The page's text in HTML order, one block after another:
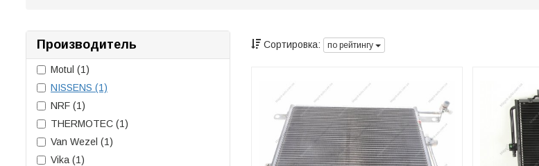
Производитель
Motul (1)
NISSENS (1)
NRF (1)
THERMOTEC (1)
Van Wezel (1)
Vika (1)
Сортировка: по рейтингу